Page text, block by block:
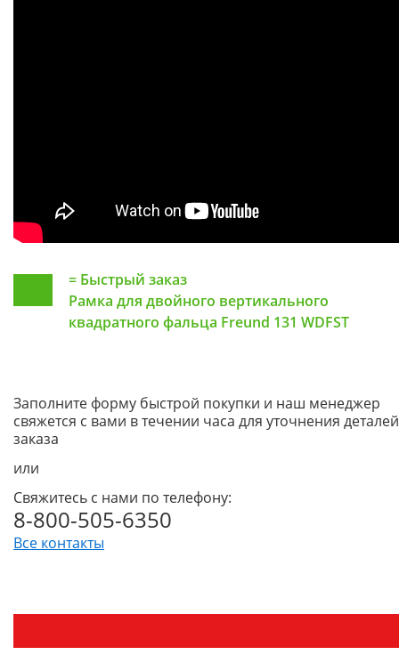
= Быстрый заказ
Рамка для двойного вертикального
квадратного фальца Freund 131 WDFST
Заполните форму быстрой покупки и наш менеджер
свяжется с вами в течении часа для уточнения деталей
заказа
или
Свяжитесь с нами по телефону:
8-800-505-6350
Все контакты